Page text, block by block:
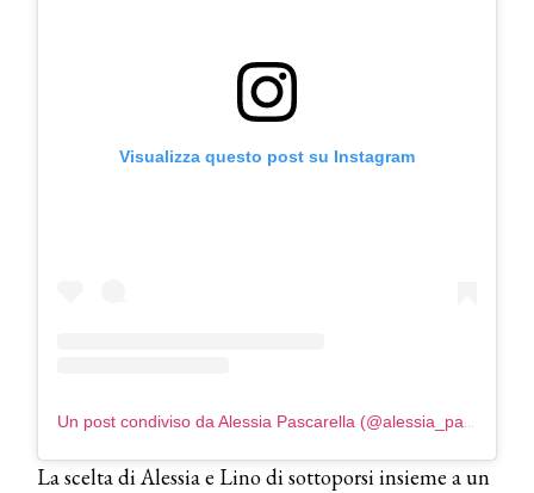
Visualizza questo post su Instagram
Un post condiviso da Alessia Pascarella (@alessia_pascarella_)
La scelta di Alessia e Lino di sottoporsi insieme a un
WELLNESS CONGRESS 2022: I
TEMI